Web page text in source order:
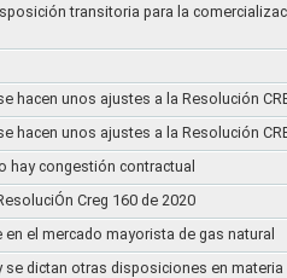
transitoria para la
hacen unos ajustes a la Resolución
hacen unos ajustes a la Resolución
hay congestión contractual
Creg 160 de 2020
el mercado mayorista de gas natural
dictan otras disposiciones en materia